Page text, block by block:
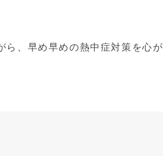
ら、早め早めの熱中症対策を心が